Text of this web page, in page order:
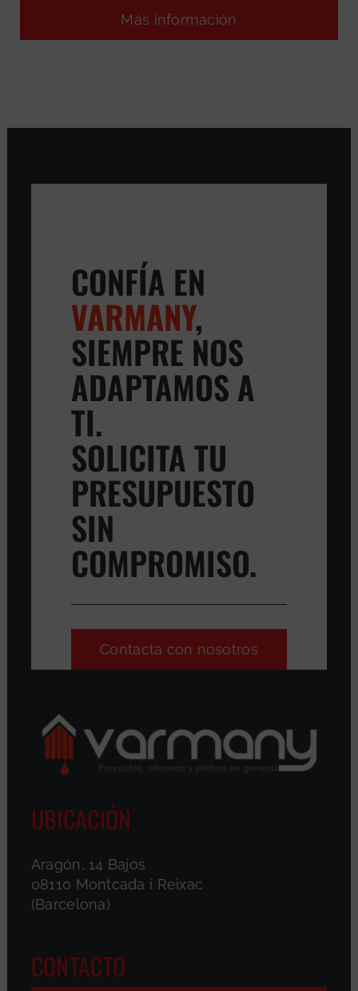
Más información
CONFÍA EN
VARMANY,
SIEMPRE NOS
ADAPTAMOS A
TI.
SOLICITA TU
PRESUPUESTO
SIN
COMPROMISO.
Contacta con nosotros
UBICACIÓN
Aragón, 14 Bajos
08110 Montcada i Reixac
(Barcelona)
CONTACTO